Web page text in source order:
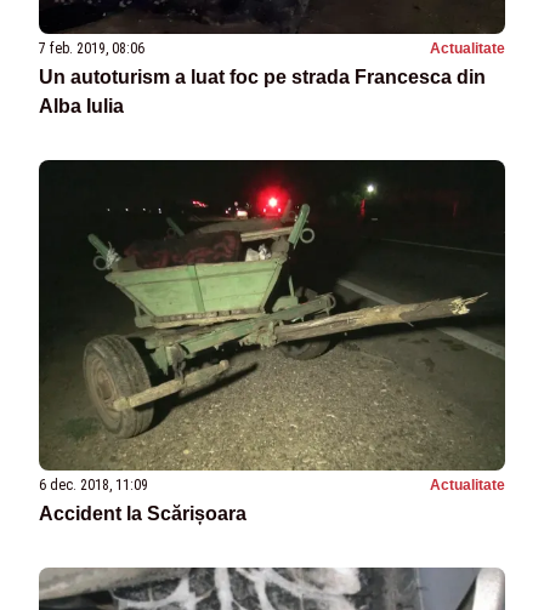
7 feb. 2019, 08:06 Actualitate
Un autoturism a luat foc pe strada Francesca din
Alba Iulia
6 dec. 2018, 11:09 Actualitate
Accident la Scărișoara